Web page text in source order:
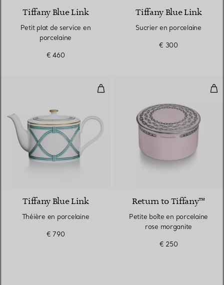
Tiffany Blue Link
Petit plat de service en
porcelaine
€ 460
Tiffany Blue Link
Sucrier en porcelaine
€ 300
Théière en porcelaine
Tiffany Blue Link
Théière en porcelaine
€ 790
Return to Tiffany™
Petite boîte en porcelaine
rose morganite
€ 250